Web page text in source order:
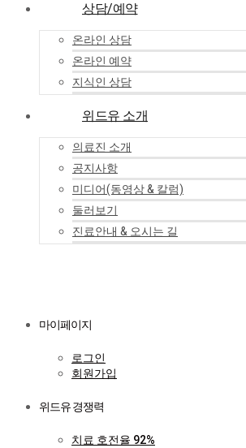
상담/예약
온라인 상담
온라인 예약
지식인 상담
위드유 소개
의료진 소개
공지사항
미디어(동영상 & 칼럼)
둘러보기
진료안내 & 오시는 길
마이페이지
로그인
회원가입
위드유 경쟁력
치료 호전율 92%